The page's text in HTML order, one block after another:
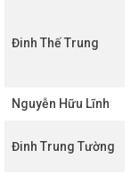
Đinh Thế Trung
Nguyễn Hữu Lĩnh
Đinh Trung Tường